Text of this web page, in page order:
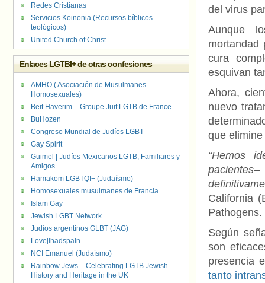
del virus
Aunque
mortandad
cura
esquivan
Ahora,
nuevo
que
“Hemos
California
Pathogens.
Según
son
presencia
tanto
Redes Cristianas
Servicios Koinonia (Recursos bíblicos-
teológicos)
United Church of Christ
Enlaces LGTBI+ de otras confesiones
AMHO ( Asociación de Musulmanes
Homosexuales)
Beit Haverim – Groupe Juif LGTB de France
BuHozen
Congreso Mundial de Judíos LGBT
Gay Spirit
Guimel | Judíos Mexicanos LGTB, Familiares y
Amigos
Hamakom LGBTQI+ (Judaísmo)
Homosexuales musulmanes de Francia
Islam Gay
Jewish LGBT Network
Judíos argentinos GLBT (JAG)
Lovejihadspain
NCI Emanuel (Judaísmo)
Rainbow Jews – Celebrating LGTB Jewish
History and Heritage in the UK